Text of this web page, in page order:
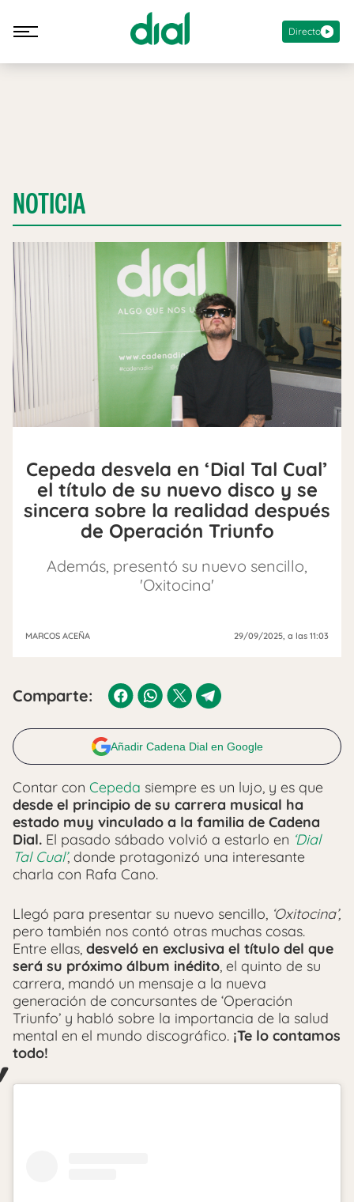
Directo
NOTICIA
Cepeda desvela en ‘Dial Tal Cual’
el título de su nuevo disco y se
sincera sobre la realidad después
de Operación Triunfo
Además, presentó su nuevo sencillo,
'Oxitocina'
MARCOS ACEÑA 29/09/2025, a las 11:03
Comparte:
Añadir Cadena Dial en Google
Contar con Cepeda siempre es un lujo, y es que
desde el principio de su carrera musical ha
estado muy vinculado a la familia de Cadena
Dial. El pasado sábado volvió a estarlo en ‘Dial
Tal Cual’, donde protagonizó una interesante
charla con Rafa Cano.
Llegó para presentar su nuevo sencillo, ‘Oxitocina’,
pero también nos contó otras muchas cosas.
Entre ellas, desveló en exclusiva el título del que
será su próximo álbum inédito, el quinto de su
carrera, mandó un mensaje a la nueva
generación de concursantes de ‘Operación
Triunfo’ y habló sobre la importancia de la salud
mental en el mundo discográfico. ¡Te lo contamos
todo!